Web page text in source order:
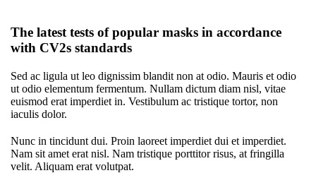
The latest tests of popular masks in accordance
with CV2s standards
Sed ac ligula ut leo dignissim blandit non at odio. Mauris et odio
ut odio elementum fermentum. Nullam dictum diam nisl, vitae
euismod erat imperdiet in. Vestibulum ac tristique tortor, non
iaculis dolor.
Nunc in tincidunt dui. Proin laoreet imperdiet dui et imperdiet.
Nam sit amet erat nisl. Nam tristique porttitor risus, at fringilla
velit. Aliquam erat volutpat.